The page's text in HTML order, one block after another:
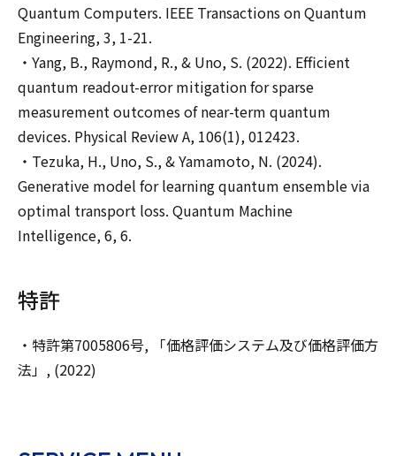
Quantum Computers. IEEE Transactions on Quantum
Engineering, 3, 1-21.
・Yang, B., Raymond, R., & Uno, S. (2022). Efficient
quantum readout-error mitigation for sparse
measurement outcomes of near-term quantum
devices. Physical Review A, 106(1), 012423.
・Tezuka, H., Uno, S., & Yamamoto, N. (2024).
Generative model for learning quantum ensemble via
optimal transport loss. Quantum Machine
Intelligence, 6, 6.
特許
・特許第7005806号, 「価格評価システム及び価格評価方
法」, (2022)